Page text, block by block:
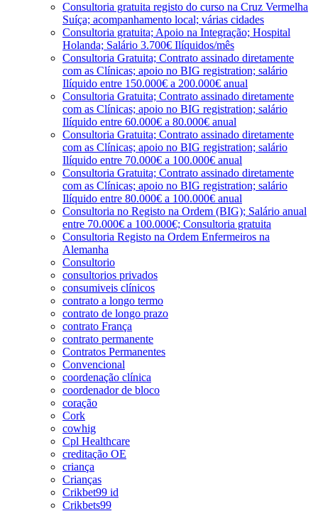
Consultoria gratuita registo do curso na Cruz Vermelha
Suíça; acompanhamento local; várias cidades
Consultoria gratuita; Apoio na Integração; Hospital
Holanda; Salário 3.700€ Ilíquidos/mês
Consultoria Gratuita; Contrato assinado diretamente
com as Clínicas; apoio no BIG registration; salário
Ilíquido entre 150.000€ a 200.000€ anual
Consultoria Gratuita; Contrato assinado diretamente
com as Clínicas; apoio no BIG registration; salário
Ilíquido entre 60.000€ a 80.000€ anual
Consultoria Gratuita; Contrato assinado diretamente
com as Clínicas; apoio no BIG registration; salário
Ilíquido entre 70.000€ a 100.000€ anual
Consultoria Gratuita; Contrato assinado diretamente
com as Clínicas; apoio no BIG registration; salário
Ilíquido entre 80.000€ a 100.000€ anual
Consultoria no Registo na Ordem (BIG); Salário anual
entre 70.000€ a 100.000€; Consultoria gratuita
Consultoria Registo na Ordem Enfermeiros na
Alemanha
Consultorio
consultorios privados
consumiveis clínicos
contrato a longo termo
contrato de longo prazo
contrato França
contrato permanente
Contratos Permanentes
Convencional
coordenação clínica
coordenador de bloco
coração
Cork
cowhig
Cpl Healthcare
creditação OE
criança
Crianças
Crikbet99 id
Crikbets99